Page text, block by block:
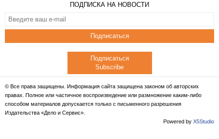
ПОДПИСКА НА НОВОСТИ
Подписаться
Подписаться
Subscribe
© Все права защищены. Информация сайта защищена законом об авторских
правах. Полное или частичное воспроизведение или размножение каким-либо
способом материалов допускается только с письменного разрешения
Издательства «Дело и Сервис».
Powered by X5Studio